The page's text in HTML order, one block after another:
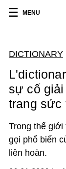
MENU
DICTIONARY
sự cố
trang sức
Trong thế giới
gọi phổ biến
liên hoàn.